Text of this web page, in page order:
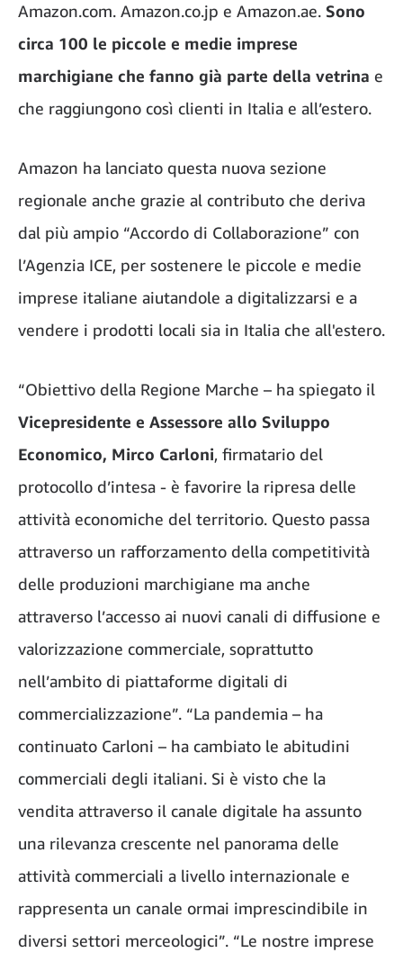
Amazon.com. Amazon.co.jp e Amazon.ae. Sono
circa 100 le piccole e medie imprese
marchigiane che fanno già parte della vetrina e
che raggiungono così clienti in Italia e all’estero.
Amazon ha lanciato questa nuova sezione
regionale anche grazie al contributo che deriva
dal più ampio “Accordo di Collaborazione” con
l’Agenzia ICE, per sostenere le piccole e medie
imprese italiane aiutandole a digitalizzarsi e a
vendere i prodotti locali sia in Italia che all'estero.
“Obiettivo della Regione Marche – ha spiegato il
Vicepresidente e Assessore allo Sviluppo
Economico, Mirco Carloni, firmatario del
protocollo d’intesa - è favorire la ripresa delle
attività economiche del territorio. Questo passa
attraverso un rafforzamento della competitività
delle produzioni marchigiane ma anche
attraverso l’accesso ai nuovi canali di diffusione e
valorizzazione commerciale, soprattutto
nell’ambito di piattaforme digitali di
commercializzazione”. “La pandemia – ha
continuato Carloni – ha cambiato le abitudini
commerciali degli italiani. Si è visto che la
vendita attraverso il canale digitale ha assunto
una rilevanza crescente nel panorama delle
attività commerciali a livello internazionale e
rappresenta un canale ormai imprescindibile in
diversi settori merceologici”. “Le nostre imprese